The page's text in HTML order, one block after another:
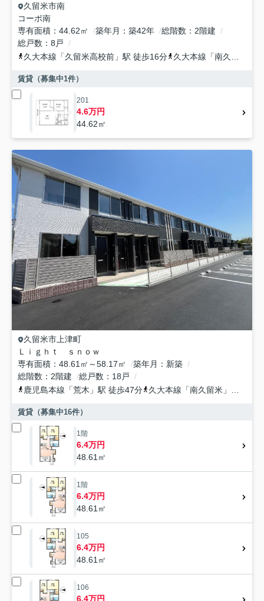
久留米市南
コーポ南
専有面積
44.62㎡ 築年月 築42年 総階数
2階建
総戸数
8戸
久大本線 「久留米高校前 」駅 徒歩16分 久大本線 「南久留米
賃貸（募集中1件）
201
4.6万円
44.62㎡
久留米市上津町
Ｌｉｇｈｔ ｓｎｏｗ
専有面積
48.61㎡～58.17㎡ 築年月
新築
総階数
2階建 総戸数
18戸
鹿児島本線 「荒木 」駅 徒歩47分 久大本線 「南久留米 」駅 徒歩52分
賃貸（募集中16件）
1階
6.4万円
48.61㎡
1階
6.4万円
48.61㎡
105
6.4万円
48.61㎡
106
6.4万円